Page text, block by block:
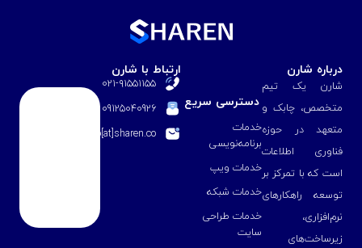
درباره شارن
شارن یک تیم
متخصص، چابک و
متعهد در حوزه
فناوری اطلاعات
است که با تمرکز بر
توسعه راهکارهای
نرم‌افزاری،
زیرساخت‌های
دسترسی سریع
خدمات
برنامه‌نویسی
خدمات ویپ
خدمات شبکه
خدمات طراحی
سایت
ارتباط با شارن
۰۲۱-۹۱۵۵۱۱۵۵
09125040926
info[at]sharen.co